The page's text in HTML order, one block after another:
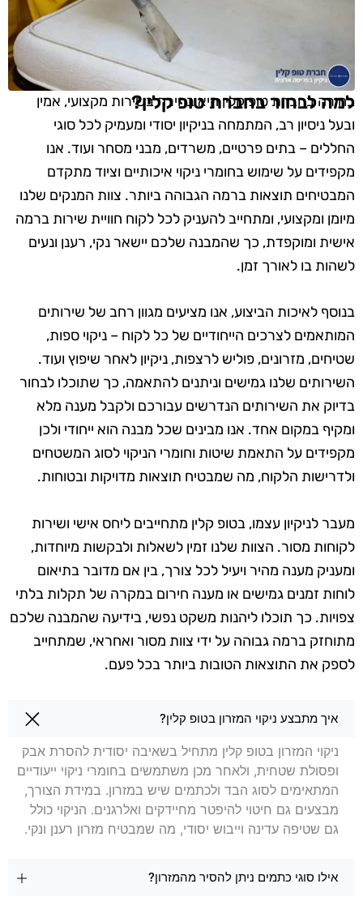
למה לבחור בחברת טופ קלין?
בחירה בחברת טופ קלין היא בחירה בשירות מקצועי, אמין
ובעל ניסיון רב, המתמחה בניקיון יסודי ומעמיק לכל סוגי
החללים – בתים פרטיים, משרדים, מבני מסחר ועוד. אנו
מקפידים על שימוש בחומרי ניקוי איכותיים וציוד מתקדם
המבטיחים תוצאות ברמה הגבוהה ביותר. צוות המנקים שלנו
מיומן ומקצועי, ומתחייב להעניק לכל לקוח חוויית שירות ברמה
אישית ומוקפדת, כך שהמבנה שלכם יישאר נקי, רענן ונעים
לשהות בו לאורך זמן.
בנוסף לאיכות הביצוע, אנו מציעים מגוון רחב של שירותים
המותאמים לצרכים הייחודיים של כל לקוח – ניקוי ספות,
שטיחים, מזרונים, פוליש לרצפות, ניקיון לאחר שיפוץ ועוד.
השירותים שלנו גמישים וניתנים להתאמה, כך שתוכלו לבחור
בדיוק את השירותים הנדרשים עבורכם ולקבל מענה מלא
ומקיף במקום אחד. אנו מבינים שכל מבנה הוא ייחודי ולכן
מקפידים על התאמת שיטות וחומרי הניקוי לסוג המשטחים
ולדרישות הלקוח, מה שמבטיח תוצאות מדויקות ובטוחות.
מעבר לניקיון עצמו, בטופ קלין מתחייבים ליחס אישי ושירות
לקוחות מסור. הצוות שלנו זמין לשאלות ולבקשות מיוחדות,
ומעניק מענה מהיר ויעיל לכל צורך, בין אם מדובר בתיאום
לוחות זמנים גמישים או מענה חירום במקרה של תקלות בלתי
צפויות. כך תוכלו ליהנות משקט נפשי, בידיעה שהמבנה שלכם
מתוחזק ברמה גבוהה על ידי צוות מסור ואחראי, שמתחייב
לספק את התוצאות הטובות ביותר בכל פעם.
שאלות בנושא ניקוי מזרונים ברעננה
איך מתבצע ניקוי המזרון בטופ קלין?
ניקוי המזרון בטופ קלין מתחיל בשאיבה יסודית להסרת אבק
ופסולת שטחית, ולאחר מכן משתמשים בחומרי ניקוי ייעודיים
המתאימים לסוג הבד ולכתמים שיש במזרון. במידת הצורך,
מבצעים גם חיטוי להיפטר מחיידקים ואלרגנים. הניקוי כולל
גם שטיפה עדינה וייבוש יסודי, מה שמבטיח מזרון רענן ונקי.
אילו סוגי כתמים ניתן להסיר מהמזרון?